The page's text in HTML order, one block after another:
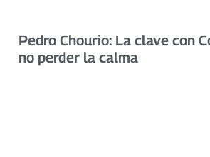
Pedro Chourio: La clave con
no perder la calma